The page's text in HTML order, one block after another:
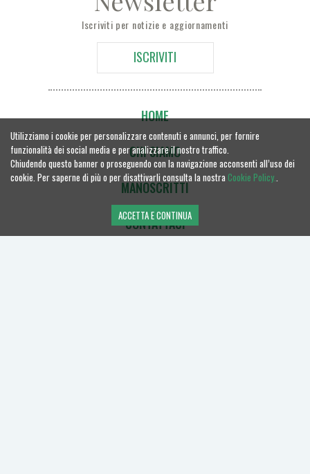
Utilizziamo i cookie per personalizzare contenuti e annunci, per fornire
funzionalità dei social media e per analizzare il nostro traffico.
Chiudendo questo banner o proseguendo con la navigazione acconsenti all’uso dei
cookie. Per saperne di più o per disattivarli consulta la nostra Cookie Policy..
ACCETTA E CONTINUA
Iscriviti per notizie e aggiornamenti
ISCRIVITI
HOME
CHI SIAMO
MANOSCRITTI
CONTATTACI